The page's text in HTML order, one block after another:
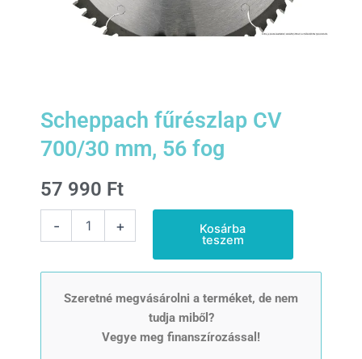
Scheppach fűrészlap CV
700/30 mm, 56 fog
57 990 Ft
-
fűrészlap
+ Kosárba
teszem
Szeretné megvásárolni a terméket, de nem
tudja miből?
Vegye meg finanszírozással!